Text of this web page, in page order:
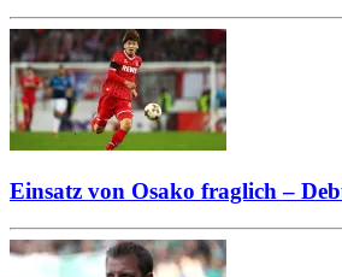
Einsatz von Osako fraglich –